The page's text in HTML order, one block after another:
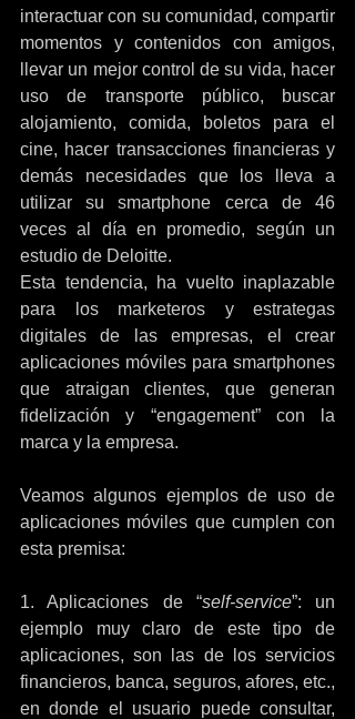
interactuar con su comunidad, compartir
momentos y contenidos con amigos,
llevar un mejor control de su vida, hacer
uso de transporte público, buscar
alojamiento, comida, boletos para el
cine, hacer transacciones financieras y
demás necesidades que los lleva a
utilizar su smartphone cerca de 46
veces al día en promedio, según un
estudio de Deloitte.
Esta tendencia, ha vuelto inaplazable
para los marketeros y estrategas
digitales de las empresas, el crear
aplicaciones móviles para smartphones
que atraigan clientes, que generan
fidelización y “engagement” con la
marca y la empresa.
Veamos algunos ejemplos de uso de
aplicaciones móviles que cumplen con
esta premisa:
1. Aplicaciones de “self-service”: un
ejemplo muy claro de este tipo de
aplicaciones, son las de los servicios
financieros, banca, seguros, afores, etc.,
en donde el usuario puede consultar,